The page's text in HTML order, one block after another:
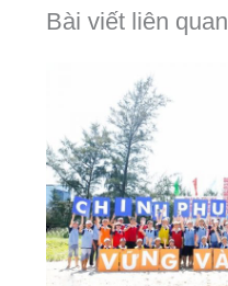
Bài viết liên quan